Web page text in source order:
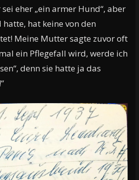
eher „ein armer Hund“, aber
hatte, hat keine von den
Meine Mutter sagte zuvor oft
ein Pflegefall wird, werde ich
denn sie hatte ja das